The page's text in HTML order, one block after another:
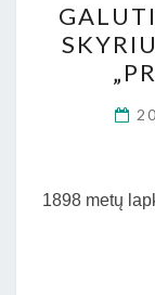
1898 metų